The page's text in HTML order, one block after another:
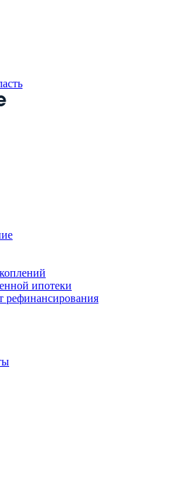
ипотеки
рефинансирования